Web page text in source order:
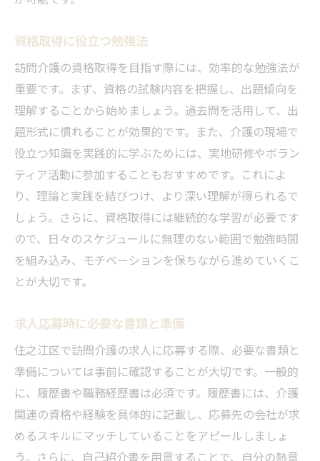
資格取得に役立つ勉強法
訪問介護の資格取得を目指す際には、効率的な勉強法が
重要です。まず、資格の試験内容を把握し、出題傾向を
理解することから始めましょう。過去問を活用して、出
題形式に慣れることが効果的です。また、介護の現場で
役立つ知識を実践的に学ぶためには、実地研修やボラン
ティア活動に参加することもおすすめです。これによ
り、理論と実践を結びつけ、より深い理解が得られるで
しょう。さらに、資格取得には継続的な学習が必要です
ので、日々のスケジュールに無理のない範囲で勉強時間
を組み込み、モチベーションを保ちながら進めていくこ
とが大切です。
求人応募時に必要な書類と準備
住之江区で訪問介護の求人に応募する際、必要な書類と
準備については事前に確認することが大切です。一般的
に、履歴書や職務経歴書は必須です。履歴書には、介護
関連の資格や経験を具体的に記載し、応募先の会社が求
めるスキルにマッチしていることをアピールしましょ
う。さらに、自己紹介書を用意することで、自分の熱意